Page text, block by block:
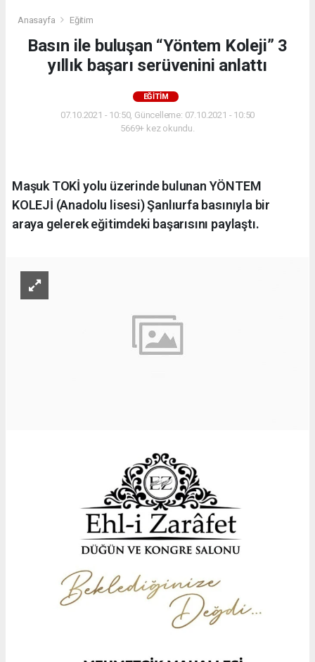
Anasayfa Eğitim
Basın ile buluşan “Yöntem Koleji” 3
yıllık başarı serüvenini anlattı
EĞITIM
07.10.2021 - 10:50, Güncelleme: 07.10.2021 - 10:50
5669+ kez okundu.
Maşuk TOKİ yolu üzerinde bulunan YÖNTEM
KOLEJİ (Anadolu lisesi) Şanlıurfa basınıyla bir
araya gelerek eğitimdeki başarısını paylaştı.